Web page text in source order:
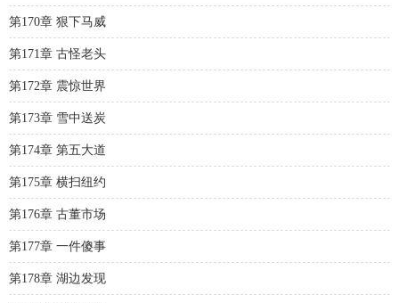
第170章 狠下马威
第171章 古怪老头
第172章 震惊世界
第173章 雪中送炭
第174章 第五大道
第175章 横扫纽约
第176章 古董市场
第177章 一件傻事
第178章 湖边发现